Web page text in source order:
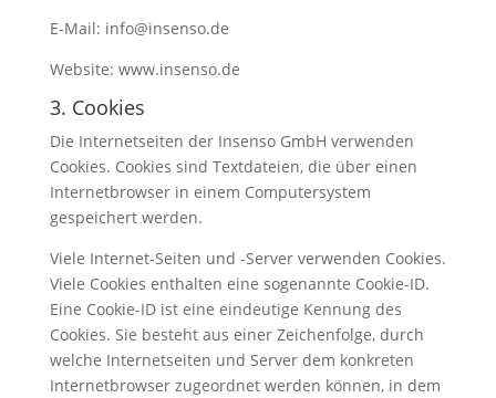
E-Mail: info@insenso.de
Website: www.insenso.de
3. Cookies
Die Internetseiten der Insenso GmbH verwenden
Cookies. Cookies sind Textdateien, die über einen
Internetbrowser in einem Computersystem
gespeichert werden.
Viele Internet-Seiten und -Server verwenden Cookies.
Viele Cookies enthalten eine sogenannte Cookie-ID.
Eine Cookie-ID ist eine eindeutige Kennung des
Cookies. Sie besteht aus einer Zeichenfolge, durch
welche Internetseiten und Server dem konkreten
Internetbrowser zugeordnet werden können, in dem